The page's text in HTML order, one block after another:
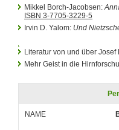
Mikkel Borch-Jacobsen:
ISBN 3-7705-3229-5
Irvin D. Yalom: Und
Literatur von und über
Mehr Geist in die
NAME